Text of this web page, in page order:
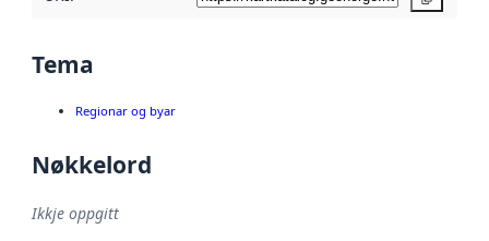
Tema
Regionar og byar
Nøkkelord
Ikkje oppgitt